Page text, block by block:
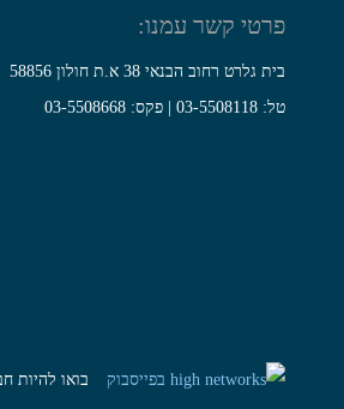
פרטי קשר עמנו:
בית גלרט רחוב הבנאי 38 א.ת חולון 58856
טל: 03-5508118 | פקס: 03-5508668
בואו להיות